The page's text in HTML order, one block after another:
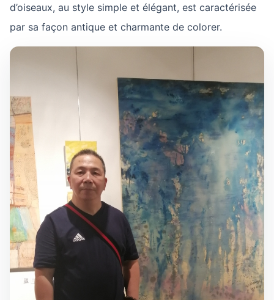
d’oiseaux, au style simple et élégant, est caractérisée
par sa façon antique et charmante de colorer.